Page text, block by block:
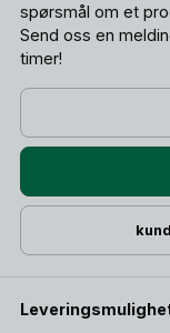
spørsmål om et
Send oss ​​en
timer!